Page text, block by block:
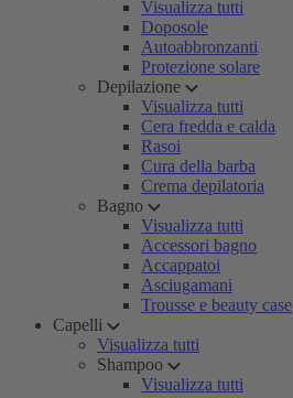
Visualizza tutti
Doposole
Autoabbronzanti
Protezione solare
Depilazione
Visualizza tutti
Cera fredda e calda
Rasoi
Cura della barba
Crema depilatoria
Bagno
Visualizza tutti
Accessori bagno
Accappatoi
Asciugamani
Trousse e beauty case
Capelli
Visualizza tutti
Shampoo
Visualizza tutti